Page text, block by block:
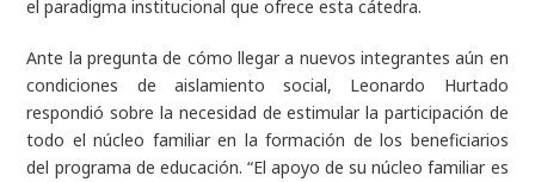
el paradigma institucional que ofrece esta cátedra.
Ante la pregunta de cómo llegar a nuevos integrantes aún en
condiciones de aislamiento social, Leonardo Hurtado
respondió sobre la necesidad de estimular la participación de
todo el núcleo familiar en la formación de los beneficiarios
del programa de educación. “El apoyo de su núcleo familiar es